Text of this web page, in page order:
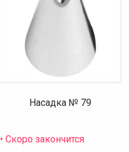
Насадка № 79
• Скоро закончится